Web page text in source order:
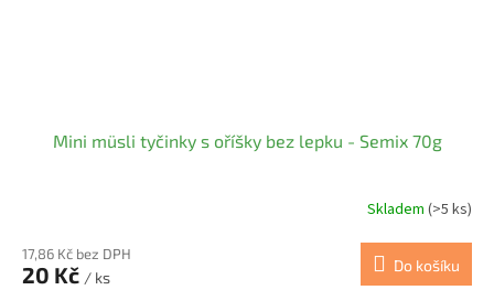
Mini müsli tyčinky s oříšky bez lepku - Semix 70g
Skladem (>5 ks)
17,86 Kč bez DPH
20 Kč / ks
Do košíku